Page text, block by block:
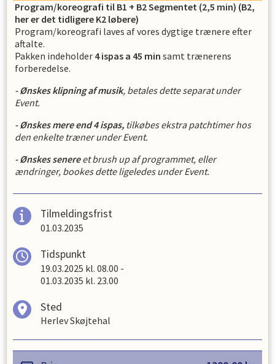
Program/koreografi til B1 + B2 Segmentet (2,5 min) (B2,
her er det tidligere K2 løbere)
Program/koreografi laves af vores dygtige trænere efter
aftalte.
Pakken indeholder 4 ispas a 45 min samt trænerens
forberedelse.
- Ønskes klipning af musik, betales dette separat under
Event.
- Ønskes mere end 4 ispas, tilkøbes ekstra patchtimer hos
den enkelte træner under Event.
- Ønskes senereet brush up af programmet, eller
ændringer, bookes dette ligeledes under Event.
Tilmeldingsfrist
01.03.2035
Tidspunkt
19.03.2025 kl. 08.00 -
01.03.2035 kl. 23.00
Sted
Herlev Skøjtehal